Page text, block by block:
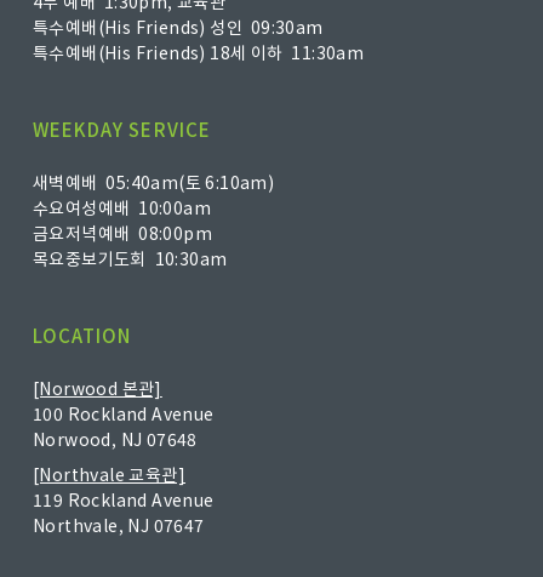
특수예배(His Friends) 성인 09:30am
특수예배(His Friends) 18세 이하 11:30am
WEEKDAY SERVICE
새벽예배 05:40am(토 6:10am)
수요여성예배 10:00am
금요저녁예배 08:00pm
목요중보기도회 10:30am
LOCATION
[Norwood 본관]
100 Rockland Avenue
Norwood, NJ 07648
[Northvale 교육관]
119 Rockland Avenue
Northvale, NJ 07647